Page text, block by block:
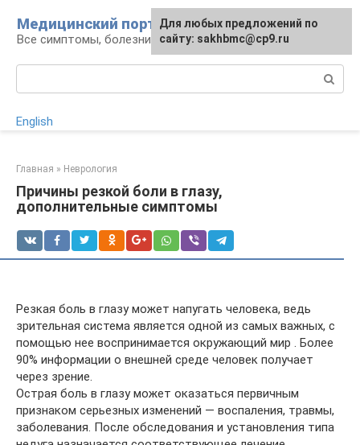
контенту
Медицинский портал
Все симптомы, болезни и их лечение
English
Главная » Неврология
Причины резкой боли в глазу,
дополнительные симптомы
Резкая боль в глазу может напугать человека, ведь
зрительная система является одной из самых важных, с
помощью нее воспринимается окружающий мир . Более
90% информации о внешней среде человек получает
через зрение.
Острая боль в глазу может оказаться первичным
признаком серьезных изменений — воспаления, травмы,
заболевания. После обследования и установления типа
Для любых предложений по
сайту: sakhbmc@cp9.ru